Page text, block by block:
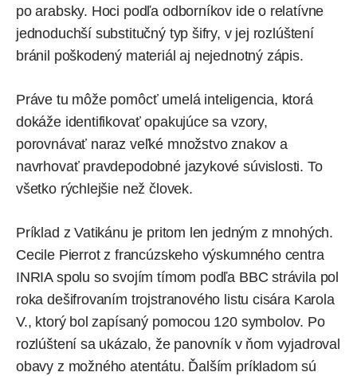
po arabsky. Hoci podľa odborníkov ide o relatívne
jednoduchší substitučný typ šifry, v jej rozlúštení
bránil poškodený materiál aj nejednotný zápis.
Práve tu môže pomôcť umelá inteligencia, ktorá
dokáže identifikovať opakujúce sa vzory,
porovnávať naraz veľké množstvo znakov a
navrhovať pravdepodobné jazykové súvislosti. To
všetko rýchlejšie než človek.
Príklad z Vatikánu je pritom len jedným z mnohých.
Cecile Pierrot z francúzskeho výskumného centra
INRIA spolu so svojím tímom podľa BBC strávila pol
roka dešifrovaním trojstranového listu cisára Karola
V., ktorý bol zapísaný pomocou 120 symbolov. Po
rozlúštení sa ukázalo, že panovník v ňom vyjadroval
obavy z možného atentátu. Ďalším príkladom sú